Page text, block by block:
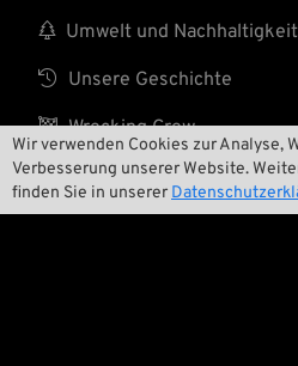
Wir verwenden Cookies zur Analyse,
Verbesserung unserer Website.
finden Sie in unserer
 Umwelt und Nachhaltigkeit
 Unsere Geschichte
 Wrecking Crew